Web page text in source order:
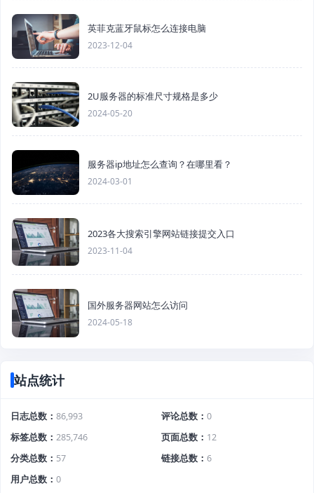
英菲克蓝牙鼠标怎么连接电脑
2023-12-04
2U服务器的标准尺寸规格是多少
2024-05-20
服务器ip地址怎么查询？在哪里看？
2024-03-01
2023各大搜索引擎网站链接提交入口
2023-11-04
国外服务器网站怎么访问
2024-05-18
站点统计
日志总数 86,993 评论总数
0
标签总数
285,746 页面总数
12
分类总数
57 链接总数
6
用户总数
0